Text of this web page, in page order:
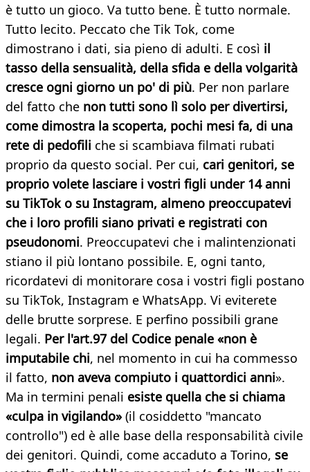
è tutto un gioco. Va tutto bene. È tutto normale.
Tutto lecito. Peccato che Tik Tok, come
dimostrano i dati, sia pieno di adulti. E così il
tasso della sensualità, della sfida e della volgarità
cresce ogni giorno un po' di più. Per non parlare
del fatto che non tutti sono lì solo per divertirsi,
come dimostra la scoperta, pochi mesi fa, di una
rete di pedofili che si scambiava filmati rubati
proprio da questo social. Per cui, cari genitori, se
proprio volete lasciare i vostri figli under 14 anni
su TikTok o su Instagram, almeno preoccupatevi
che i loro profili siano privati e registrati con
pseudonomi. Preoccupatevi che i malintenzionati
stiano il più lontano possibile. E, ogni tanto,
ricordatevi di monitorare cosa i vostri figli postano
su TikTok, Instagram e WhatsApp. Vi eviterete
delle brutte sorprese. E perfino possibili grane
legali. Per l'art.97 del Codice penale «non è
imputabile chi, nel momento in cui ha commesso
il fatto, non aveva compiuto i quattordici anni».
Ma in termini penali esiste quella che si chiama
«culpa in vigilando» (il cosiddetto "mancato
controllo") ed è alle base della responsabilità civile
dei genitori. Quindi, come accaduto a Torino, se